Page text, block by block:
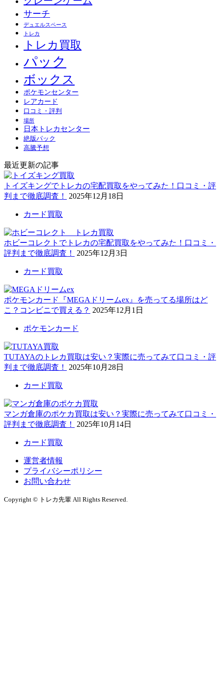
サーチ
デュエルスペース
トレカ
トレカ買取
パック
ボックス
ポケモンセンター
レアカード
口コミ・評判
場所
日本トレカセンター
絶版パック
高騰予想
最近更新の記事
トイズキングでトレカの宅配買取をやってみた！口コミ・評
判まで徹底調査！
2025年12月18日
カード買取
ホビーコレクトでトレカの宅配買取をやってみた！口コミ・
評判まで徹底調査！
2025年12月3日
カード買取
ポケモンカード『MEGAドリームex』を売ってる場所はど
こ？コンビニで買える？ 2025年12月1日
ポケモンカード
TUTAYAのトレカ買取は安い？実際に売ってみて口コミ・評
判まで徹底調査！
2025年10月28日
カード買取
マンガ倉庫のポケカ買取は安い？実際に売ってみて口コミ・
評判まで徹底調査！
2025年10月14日
カード買取
運営者情報
プライバシーポリシー
お問い合わせ
Copyright © トレカ先輩 All Rights Reserved.